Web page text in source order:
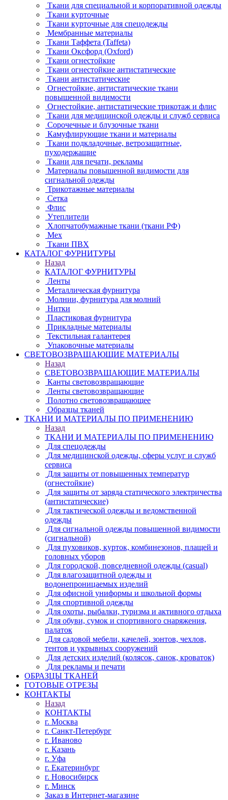
Ткани для специальной и корпоративной одежды
Ткани курточные
Ткани курточные для спецодежды
Мембранные материалы
Ткани Таффета (Taffeta)
Ткани Оксфорд (Oxford)
Ткани огнестойкие
Ткани огнестойкие антистатические
Ткани антистатические
Огнестойкие, антистатические ткани
повышенной видимости
Огнестойкие, антистатические трикотаж и флис
Ткани для медицинской одежды и служб сервиса
Сорочечные и блузочные ткани
Камуфлирующие ткани и материалы
Ткани подкладочные, ветрозащитные,
пуходержащие
Ткани для печати, рекламы
Материалы повышенной видимости для
сигнальной одежды
Трикотажные материалы
Сетка
Флис
Утеплители
Хлопчатобумажные ткани (ткани РФ)
Мех
Ткани ПВХ
КАТАЛОГ ФУРНИТУРЫ
Назад
КАТАЛОГ ФУРНИТУРЫ
Ленты
Металлическая фурнитура
Молнии, фурнитура для молний
Нитки
Пластиковая фурнитура
Прикладные материалы
Текстильная галантерея
Упаковочные материалы
СВЕТОВОЗВРАЩАЮЩИЕ МАТЕРИАЛЫ
Назад
СВЕТОВОЗВРАЩАЮЩИЕ МАТЕРИАЛЫ
Канты световозвращающие
Ленты световозвращающие
Полотно световозвращающее
Образцы тканей
ТКАНИ И МАТЕРИАЛЫ ПО ПРИМЕНЕНИЮ
Назад
ТКАНИ И МАТЕРИАЛЫ ПО ПРИМЕНЕНИЮ
Для спецодежды
Для медицинской одежды, сферы услуг и служб
сервиса
Для защиты от повышенных температур
(огнестойкие)
Для защиты от заряда статического электричества
(антистатические)
Для тактической одежды и ведомственной
одежды
Для сигнальной одежды повышенной видимости
(сигнальной)
Для пуховиков, курток, комбинезонов, плащей и
головных уборов
Для городской, повседневной одежды (casual)
Для влагозащитной одежды и
водонепроницаемых изделий
Для офисной униформы и школьной формы
Для спортивной одежды
Для охоты, рыбалки, туризма и активного отдыха
Для обуви, сумок и спортивного снаряжения,
палаток
Для садовой мебели, качелей, зонтов, чехлов,
тентов и укрывных сооружений
Для детских изделий (колясок, санок, кроваток)
Для рекламы и печати
ОБРАЗЦЫ ТКАНЕЙ
ГОТОВЫЕ ОТРЕЗЫ
КОНТАКТЫ
Назад
КОНТАКТЫ
г. Москва
г. Санкт-Петербург
г. Иваново
г. Казань
г. Уфа
г. Екатеринбург
г. Новосибирск
г. Минск
Заказ в Интернет-магазине